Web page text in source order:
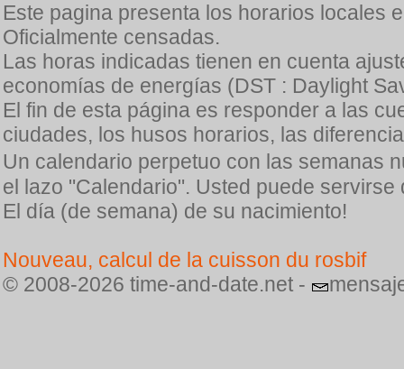
Este pagina presenta los horarios locales
Oficialmente censadas.
Las horas indicadas tienen en cuenta
economías de energías (DST : Daylight
El fin de esta página es responder a las
ciudades, los husos horarios, las
Un calendario perpetuo con las semanas
el lazo "Calendario". Usted puede
El día (de semana) de su nacimiento!
Nouveau, calcul de la cuisson du rosbif
© 2008-2026 time-and-date.net -